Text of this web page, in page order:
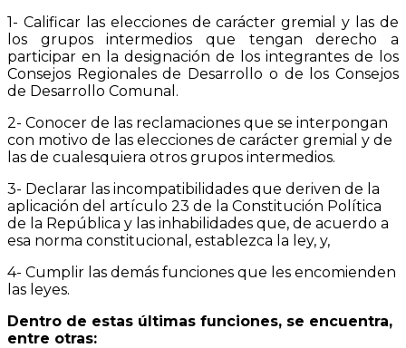
1- Calificar las elecciones de carácter gremial y las de
los grupos intermedios que tengan derecho a
participar en la designación de los integrantes de los
Consejos Regionales de Desarrollo o de los Consejos
de Desarrollo Comunal.
2- Conocer de las reclamaciones que se interpongan
con motivo de las elecciones de carácter gremial y de
las de cualesquiera otros grupos intermedios.
3- Declarar las incompatibilidades que deriven de la
aplicación del artículo 23 de la Constitución Política
de la República y las inhabilidades que, de acuerdo a
esa norma constitucional, establezca la ley, y,
4- Cumplir las demás funciones que les encomienden
las leyes.
Dentro de estas últimas funciones, se encuentra,
entre otras: